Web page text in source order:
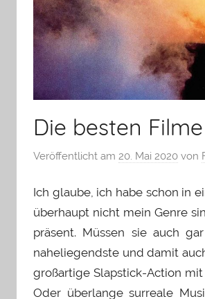
Die besten
Veröffentlicht am 20. Mai 2020 von
Ich glaube, ich habe schon in
überhaupt nicht mein Genre
präsent. Müssen sie auch
naheliegendste und damit
großartige Slapstick-Action
Oder überlange surreale